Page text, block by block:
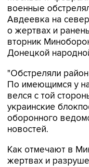
военные
Авдеевка на
о жертвах и
вторник
Донецкой
"Обстреляли
По имеющимся у
велся с той
украинские
оборонного
новостей.
Как отмечают в
жертвах и